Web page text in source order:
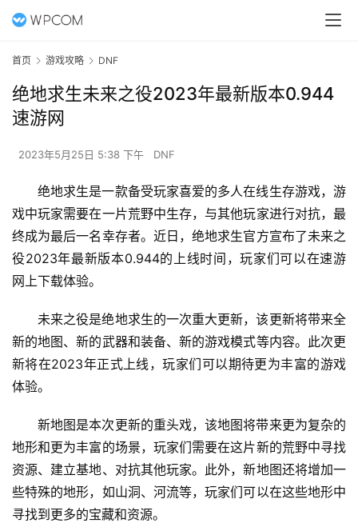
首页 游戏攻略 DNF
绝地求生未来之役2023年最新版本0.944
速游网
2023年5月25日 5:38 下午 DNF
绝地求生是一款备受玩家喜爱的多人在线生存游戏，游
戏中玩家需要在一片荒野中生存，与其他玩家进行对抗，最
终成为最后一名幸存者。近日，绝地求生官方宣布了未来之
役2023年最新版本0.944的上线时间，玩家们可以在速游
网上下载体验。
未来之役是绝地求生的一次重大更新，该更新将带来全
新的地图、新的武器和装备、新的游戏模式等内容。此次更
新将在2023年正式上线，玩家们可以期待更为丰富的游戏
体验。
新地图是本次更新的重头戏，该地图将带来更为复杂的
地形和更为丰富的场景，玩家们需要在这片新的荒野中寻找
资源、建立基地、对抗其他玩家。此外，新地图还将增加一
些特殊的地形，如山洞、河流等，玩家们可以在这些地形中
寻找到更多的宝藏和资源。